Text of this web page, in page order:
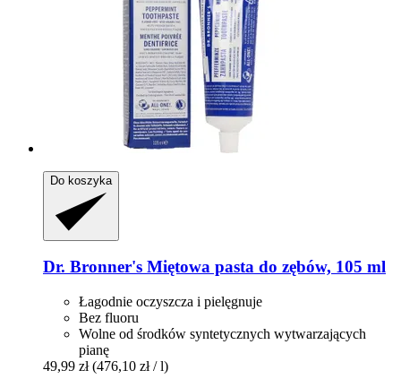
Do koszyka
Dr. Bronner's Miętowa pasta do zębów, 105 ml
Łagodnie oczyszcza i pielęgnuje
Bez fluoru
Wolne od środków syntetycznych wytwarzających
pianę
49,99 zł (476,10 zł / l)